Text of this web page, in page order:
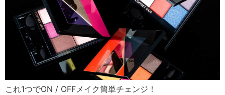
これ1つでON / OFFメイク簡単チェンジ！